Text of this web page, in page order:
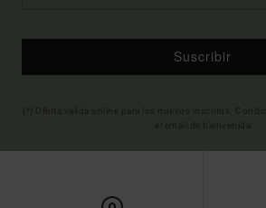
Suscribir